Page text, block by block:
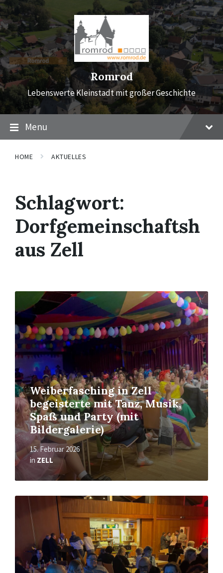
Skip
to
content
Skip
to
main
navigation
Skip
to
footer
Romrod
Lebenswerte Kleinstadt mit großer Geschichte
Menu
HOME AKTUELLES
Schlagwort:
Dorfgemeinschaftsh
aus Zell
Weiberfasching in Zell
begeisterte mit Tanz, Musik,
Spaß und Party (mit
Bildergalerie)
15. Februar 2026
in ZELL
Read
More
Read
More